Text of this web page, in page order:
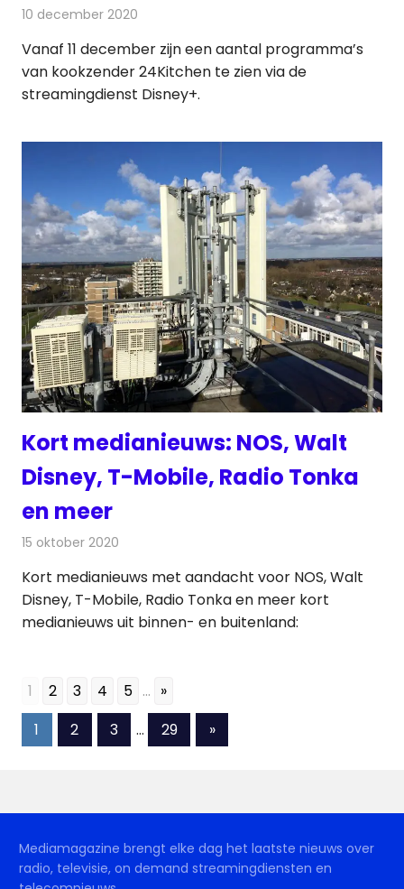
10 december 2020
Vanaf 11 december zijn een aantal programma’s
van kookzender 24Kitchen te zien via de
streamingdienst Disney+.
Kort medianieuws: NOS, Walt
Disney, T-Mobile, Radio Tonka
en meer
15 oktober 2020
Kort medianieuws met aandacht voor NOS, Walt
Disney, T-Mobile, Radio Tonka en meer kort
medianieuws uit binnen- en buitenland:
1 2 3 4 5 ... »
Berichten
1 2 3 … 29
Volgende
berichten
»
Mediamagazine brengt elke dag het laatste nieuws over
radio, televisie, on demand streamingdiensten en